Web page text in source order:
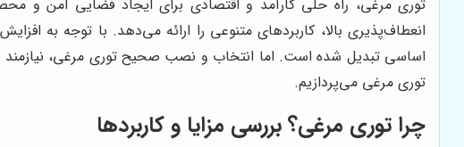
توری مرغی، راه حلی کارآمد و اقتصادی برای ایجاد فضایی امن و
انعطاف‌پذیری بالا، کاربردهای متنوعی را ارائه می‌دهد. با توجه به
اساسی تبدیل شده است. اما انتخاب و نصب صحیح توری مرغی،
توری مرغی می‌پردازیم.
چرا توری مرغی؟ بررسی مزایا و کاربردها